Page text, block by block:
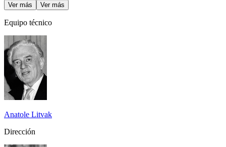
Ver más Ver más
Equipo técnico
Anatole Litvak
Dirección